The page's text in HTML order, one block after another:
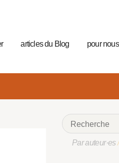
articles du Blog pour
Par auteur·es